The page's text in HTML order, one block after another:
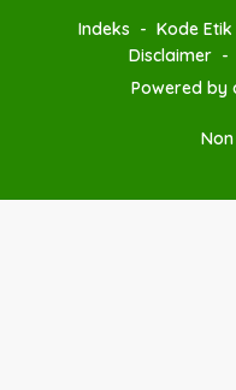
Indeks Kode Etik
Disclaimer
Powered by